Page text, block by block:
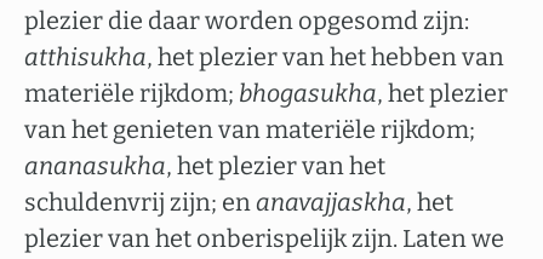
plezier die daar worden opgesomd zijn:
atthisukha, het plezier van het hebben van
materiële rijkdom; bhogasukha, het plezier
van het genieten van materiële rijkdom;
ananasukha, het plezier van het
schuldenvrij zijn; enanavajjaskha, het
plezier van het onberispelijk zijn. Laten we